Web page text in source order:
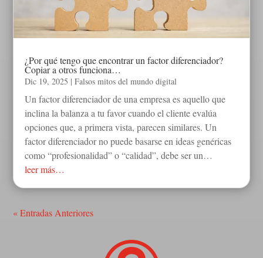
¿Por qué tengo que encontrar un factor diferenciador?
Copiar a otros funciona…
Dic 19, 2025 |Falsos mitos del mundo digital
Un factor diferenciador de una empresa es aquello que
inclina la balanza a tu favor cuando el cliente evalúa
opciones que, a primera vista, parecen similares. Un
factor diferenciador no puede basarse en ideas genéricas
como “profesionalidad” o “calidad”, debe ser un…
leer más…
« Entradas Anteriores